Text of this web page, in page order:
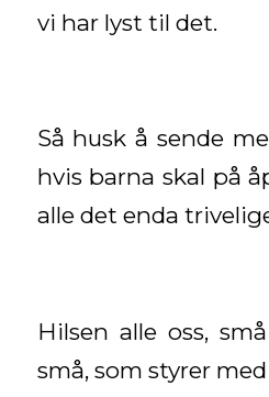
vi har lyst til det.
Så husk å sende
hvis barna skal på
alle det enda
Hilsen alle oss,
små, som styrer